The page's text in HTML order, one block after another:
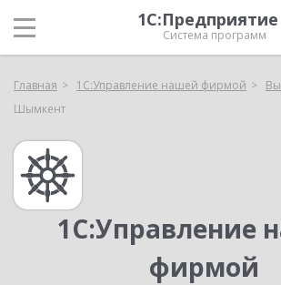
1С:Предприятие
Система программ
Главная 1С:Управление нашей фирмой
Шымкент
1С:Управление
фирмой